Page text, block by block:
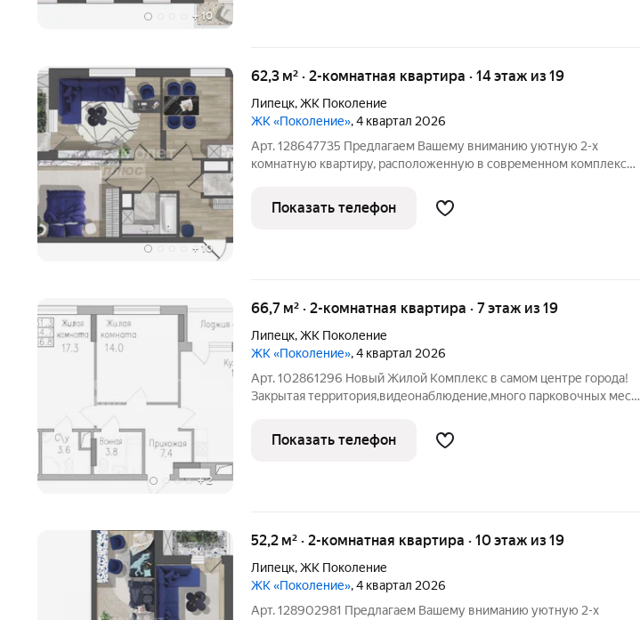
+ 10
+ 10
62,3 м² · 2-комнатная квартира · 14 этаж из 19
Липецк,ЖК Поколение
ЖК «Поколение», 4 квартал 2026
Арт. 128647735 Предлагаем Вашему вниманию уютную 2-х
комнатную квартиру, расположенную в современном комплексе
с парком Быханов Сад. Квартира сдаётся в предчистовой отделке:
-выполняется гипсовая
Показать телефон
+2
66,7 м² · 2-комнатная квартира · 7 этаж из 19
Липецк,ЖК Поколение
ЖК «Поколение», 4 квартал 2026
Арт. 102861296 Новый Жилой Комплекс в самом центре города!
Закрытая территория,видеонаблюдение,много парковочных мест.
в едином современном стиле. Рядом Быханов Сад,всевозможные
Показать телефон
52,2 м² · 2-комнатная квартира · 10 этаж из 19
Липецк,ЖК Поколение
ЖК «Поколение», 4 квартал 2026
Арт. 128902981 Предлагаем Вашему вниманию уютную 2-х